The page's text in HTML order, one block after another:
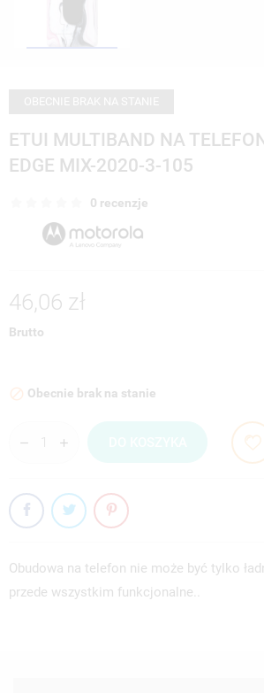
ETUI MULTIBAND NA
EDGE MIX-2020-3-105
0 recenzje
46,06 zł
Brutto
 Obecnie brak na stanie
Obudowa na telefon nie może być tylko
przede wszystkim funkcjonalne..